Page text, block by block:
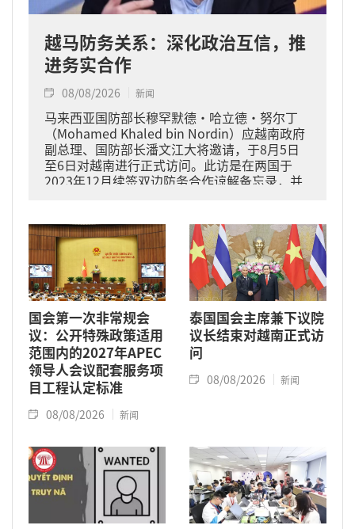
越马防务关系：深化政治互信，推
进务实合作
08/08/2026 新闻
马来西亚国防部长穆罕默德·哈立德·努尔丁
（Mohamed Khaled bin Nordin）应越南政府
副总理、国防部长潘文江大将邀请，于8月5日
至6日对越南进行正式访问。此访是在两国于
2023年12月续签双边防务合作谅解备忘录，并
国会第一次非常规会
议：公开特殊政策适用
范围内的2027年APEC
领导人会议配套服务项
目工程认定标准
08/08/2026 新闻
泰国国会主席兼下议院
议长结束对越南正式访
问
08/08/2026 新闻